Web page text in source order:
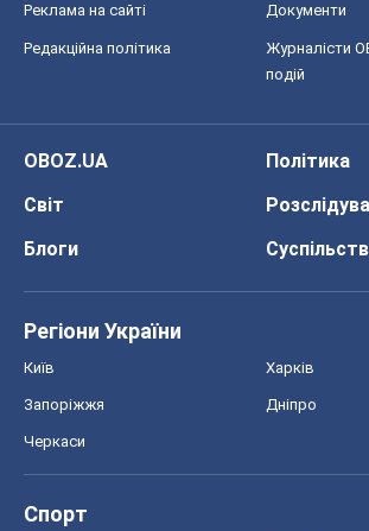
Реклама на сайті Документи
Редакційна політика
Журналісти
подій
OBOZ.UA
Політика
Світ
Блоги
Регіони України
Київ Харків
Запоріжжя Дніпро
Черкаси
Спорт